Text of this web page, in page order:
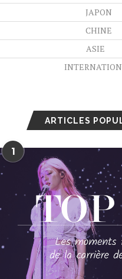
JAPON
CHINE
ASIE
ARTICLES
1